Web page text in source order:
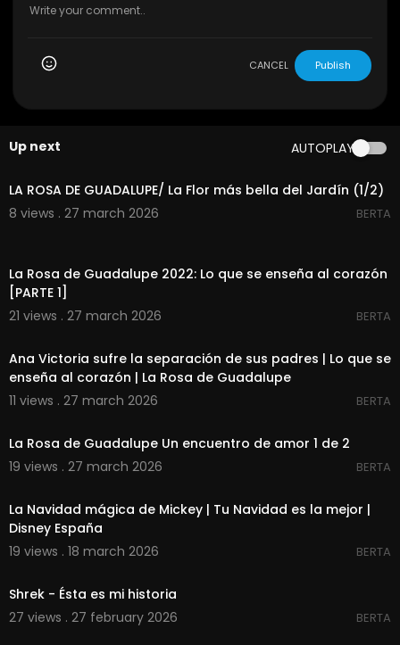
CANCEL Publish
Up next AUTOPLAY
00:22:01
LA ROSA DE GUADALUPE/ La Flor más bella del Jardín (1/2)
8 views . 27 march 2026
BERTA
La Rosa de Guadalupe 2022: Lo que se enseña al corazón
[PARTE 1]
21 views . 27 march 2026
BERTA
Ana Victoria sufre la separación de sus padres | Lo que se
enseña al corazón | La Rosa de Guadalupe
11 views . 27 march 2026
BERTA
La Rosa de Guadalupe Un encuentro de amor 1 de 2
19 views . 27 march 2026
BERTA
La Navidad mágica de Mickey | Tu Navidad es la mejor |
Disney España
19 views . 18 march 2026
BERTA
Shrek - Ésta es mi historia
27 views . 27 february 2026
BERTA